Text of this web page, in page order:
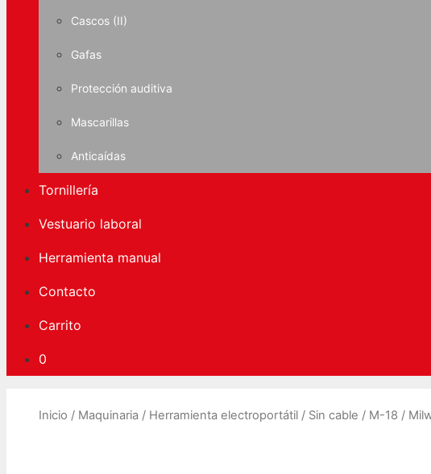
Cascos (II)
Gafas
Protección auditiva
Mascarillas
Anticaídas
Tornillería
Vestuario laboral
Herramienta manual
Contacto
Carrito
0
Inicio / Maquinaria / Herramienta electroportátil / Sin cable / M-18 /